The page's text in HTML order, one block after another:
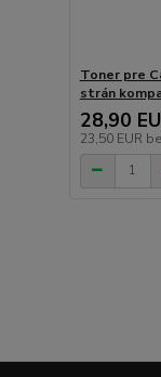
Toner pre
strán
28,90
23,50 EUR